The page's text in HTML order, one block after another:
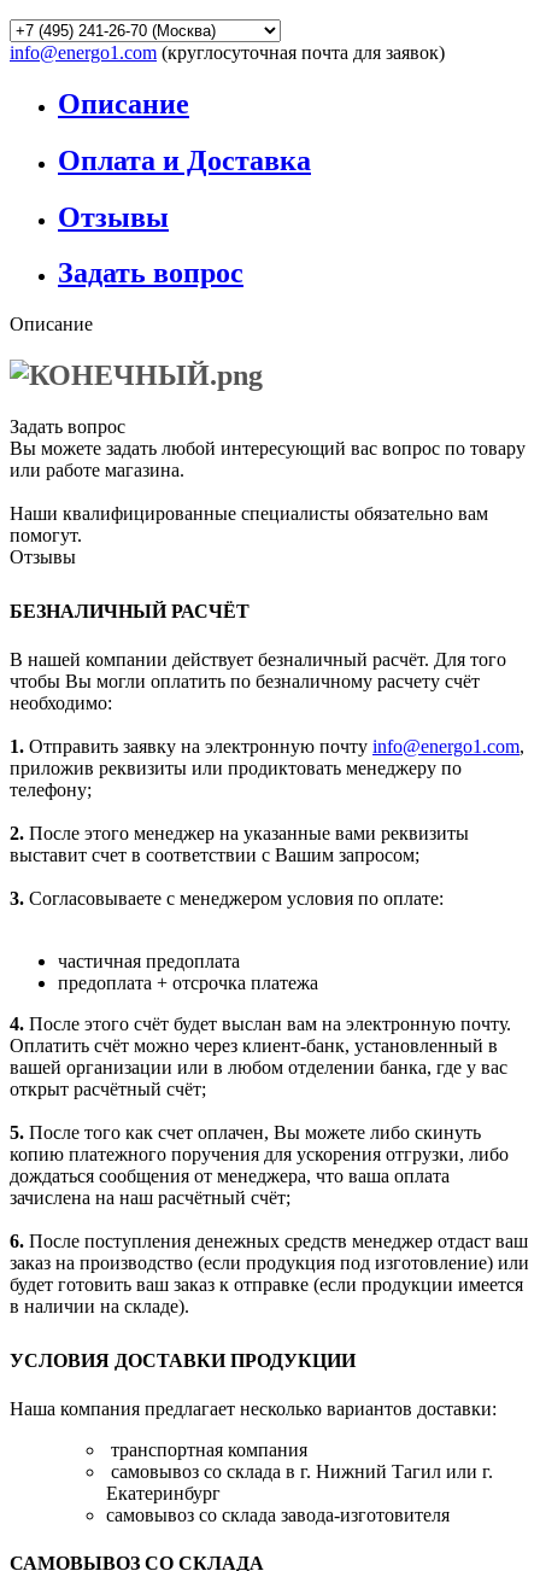
info@energo1.com (круглосуточная почта для заявок)
Описание
Оплата и Доставка
Отзывы
Задать вопрос
Описание
Задать вопрос
Вы можете задать любой интересующий вас вопрос по товару
или работе магазина.
Наши квалифицированные специалисты обязательно вам
помогут.
Отзывы
БЕЗНАЛИЧНЫЙ РАСЧЁТ
В нашей компании действует безналичный расчёт. Для того
чтобы Вы могли оплатить по безналичному расчету счёт
необходимо:
1. Отправить заявку на электронную почту info@energo1.com,
приложив реквизиты или продиктовать менеджеру по
телефону;
2. После этого менеджер на указанные вами реквизиты
выставит счет в соответствии с Вашим запросом;
3. Согласовываете с менеджером условия по оплате:
частичная предоплата
предоплата + отсрочка платежа
4. После этого счёт будет выслан вам на электронную почту.
Оплатить счёт можно через клиент-банк, установленный в
вашей организации или в любом отделении банка, где у вас
открыт расчётный счёт;
5. После того как счет оплачен, Вы можете либо скинуть
копию платежного поручения для ускорения отгрузки, либо
дождаться сообщения от менеджера, что ваша оплата
зачислена на наш расчётный счёт;
6. После поступления денежных средств менеджер отдаст ваш
заказ на производство (если продукция под изготовление) или
будет готовить ваш заказ к отправке (если продукции имеется
в наличии на складе).
УСЛОВИЯ ДОСТАВКИ ПРОДУКЦИИ
Наша компания предлагает несколько вариантов доставки:
транспортная компания
самовывоз со склада в г. Нижний Тагил или г.
Екатеринбург
самовывоз со склада завода-изготовителя
САМОВЫВОЗ СО СКЛАДА